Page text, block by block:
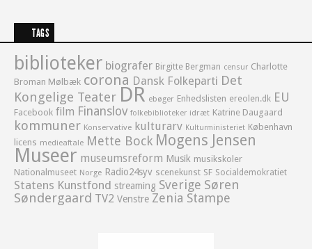
TAGS
biblioteker biografer Birgitte Bergman censur Charlotte
Broman Mølbæk corona Dansk Folkeparti Det
Kongelige Teater DR ebøger Enhedslisten ereolen.dk EU
Facebook film Finanslov folkebiblioteker idræt Katrine Daugaard
kommuner Konservative kulturarv Kulturministeriet København
licens medieaftale Mette Bock Mogens Jensen
Museer museumsreform Musik musikskoler
Nationalmuseet Norge Radio24syv scenekunst SF Socialdemokratiet
Statens Kunstfond streaming Sverige Søren
Søndergaard TV2 Venstre Zenia Stampe